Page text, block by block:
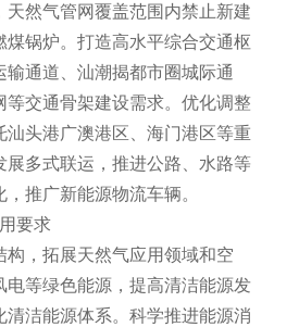
天然气管网覆盖范围内禁止新建
煤锅炉。打造高水平综合交通枢
输通道、汕潮揭都市圈城际通
等交通骨架建设需求。优化调整
汕头港广澳港区、海门港区等重
展多式联运，推进公路、水路等
推广新能源物流车辆。
要求
，拓展天然气应用领域和空
电等绿色能源，提高清洁能源发
清洁能源体系。科学推进能源消